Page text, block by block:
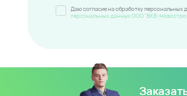
Даю согласие на обработку
персональных данных ООО "ВКБ-